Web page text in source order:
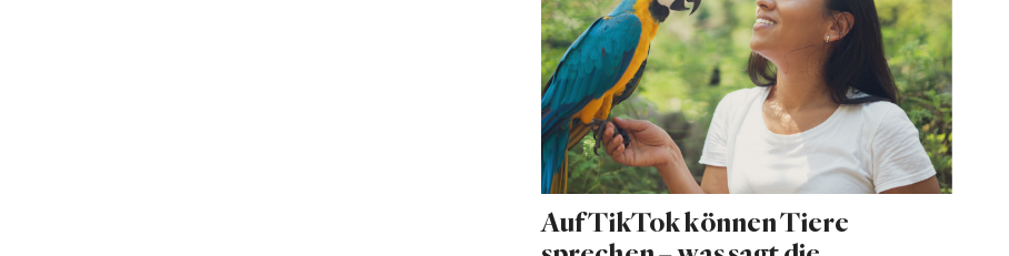
Auf TikTok können Tiere